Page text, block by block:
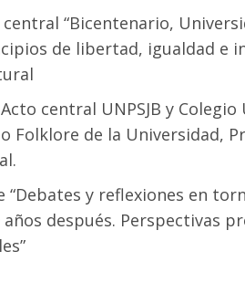
“Bicentenario,
de libertad, igualdad e
Acto central UNPSJB y
Folklore de la Universidad,
“Debates y reflexiones en
años después. Perspectivas